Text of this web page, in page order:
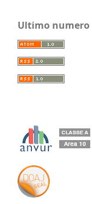
Ultimo numero